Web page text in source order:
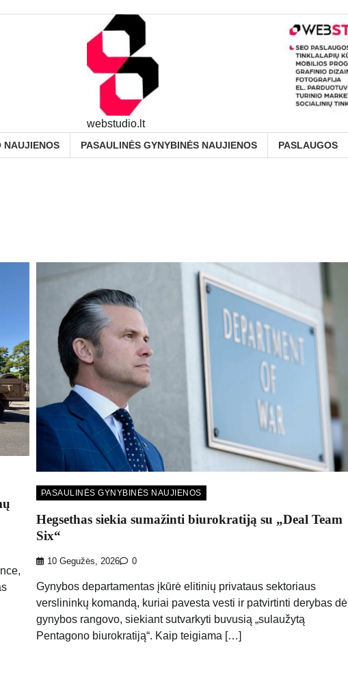
webstudio.lt
NAUJIENOS PASAULINĖS GYNYBINĖS NAUJIENOS PASLAUGOS
PASAULINĖS GYNYBINĖS NAUJIENOS
Hegsethas siekia sumažinti biurokratiją su „Deal Team
Six“
10 Gegužės, 2026 0
Gynybos departamentas įkūrė elitinių privataus sektoriaus
verslininkų komandą, kuriai pavesta vesti ir patvirtinti derybas dėl
gynybos rangovo, siekiant sutvarkyti buvusią „sulaužytą
Pentagono biurokratiją“. Kaip teigiama […]